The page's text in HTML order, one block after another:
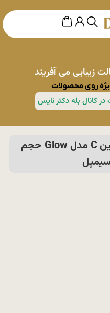
زیبایی می آفریند
ژل شستشو صورت ویتامین C مدل Glow حجم